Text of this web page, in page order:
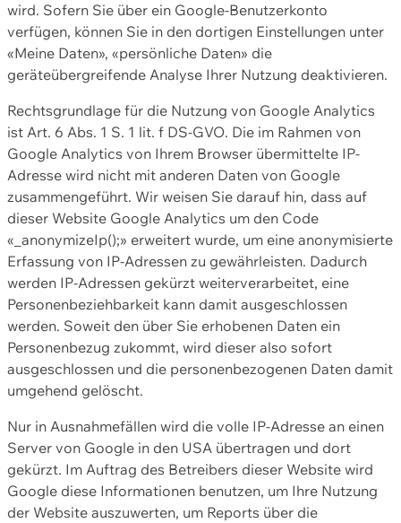
wird. Sofern Sie über ein Google-Benutzerkonto
verfügen, können Sie in den dortigen Einstellungen unter
«Meine Daten», «persönliche Daten» die
geräteübergreifende Analyse Ihrer Nutzung deaktivieren.
Rechtsgrundlage für die Nutzung von Google Analytics
ist Art. 6 Abs. 1 S. 1 lit. f DS-GVO. Die im Rahmen von
Google Analytics von Ihrem Browser übermittelte IP-
Adresse wird nicht mit anderen Daten von Google
zusammengeführt. Wir weisen Sie darauf hin, dass auf
dieser Website Google Analytics um den Code
«_anonymizeIp();» erweitert wurde, um eine anonymisierte
Erfassung von IP-Adressen zu gewährleisten. Dadurch
werden IP-Adressen gekürzt weiterverarbeitet, eine
Personenbeziehbarkeit kann damit ausgeschlossen
werden. Soweit den über Sie erhobenen Daten ein
Personenbezug zukommt, wird dieser also sofort
ausgeschlossen und die personenbezogenen Daten damit
umgehend gelöscht.
Nur in Ausnahmefällen wird die volle IP-Adresse an einen
Server von Google in den USA übertragen und dort
gekürzt. Im Auftrag des Betreibers dieser Website wird
Google diese Informationen benutzen, um Ihre Nutzung
der Website auszuwerten, um Reports über die